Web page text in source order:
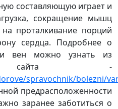
составляющую играет и
сокращение мышц
проталкивание порций
сердца. Подробнее о
вен можно узнать из
сайта -
spravochnik/bolezni/
предрасположенности
заранее заботиться о